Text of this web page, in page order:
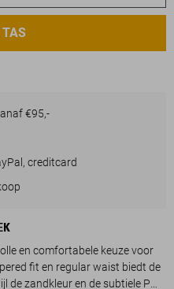
€95,-
creditcard
en comfortabele keuze voor
fit en regular waist biedt de
zandkleur en de subtiele PME